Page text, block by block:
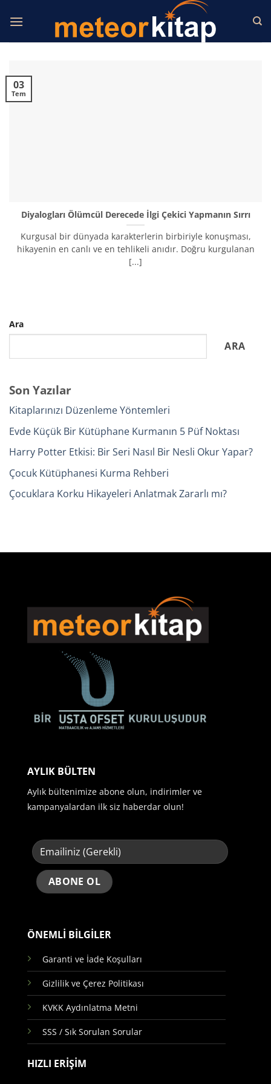
atla
Diyalogları Ölümcül Derecede İlgi Çekici Yapmanın Sırrı
Kurgusal bir dünyada karakterlerin birbiriyle konuşması,
hikayenin en canlı ve en tehlikeli anıdır. Doğru kurgulanan
[...]
03
Tem
Ara
ARA
Son Yazılar
Kitaplarınızı Düzenleme Yöntemleri
Evde Küçük Bir Kütüphane Kurmanın 5 Püf Noktası
Harry Potter Etkisi: Bir Seri Nasıl Bir Nesli Okur Yapar?
Çocuk Kütüphanesi Kurma Rehberi
Çocuklara Korku Hikayeleri Anlatmak Zararlı mı?
ÖNEMLİ BİLGİLER
Garanti ve İade Koşulları
Gizlilik ve Çerez Politikası
KVKK Aydınlatma Metni
SSS / Sık Sorulan Sorular
HIZLI ERİŞİM
AYLIK BÜLTEN
Aylık bültenimize abone olun, indirimler ve
kampanyalardan ilk siz haberdar olun!